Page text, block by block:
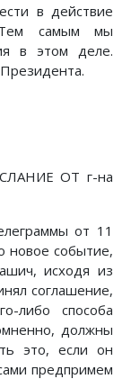
в действие
самым мы
в этом деле.
ОТ г-на
от 11
новое событие,
исходя из
соглашение,
либо способа
должны
это, если он
предпримем